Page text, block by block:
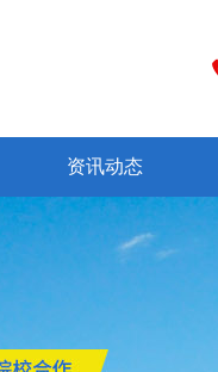
资讯动态